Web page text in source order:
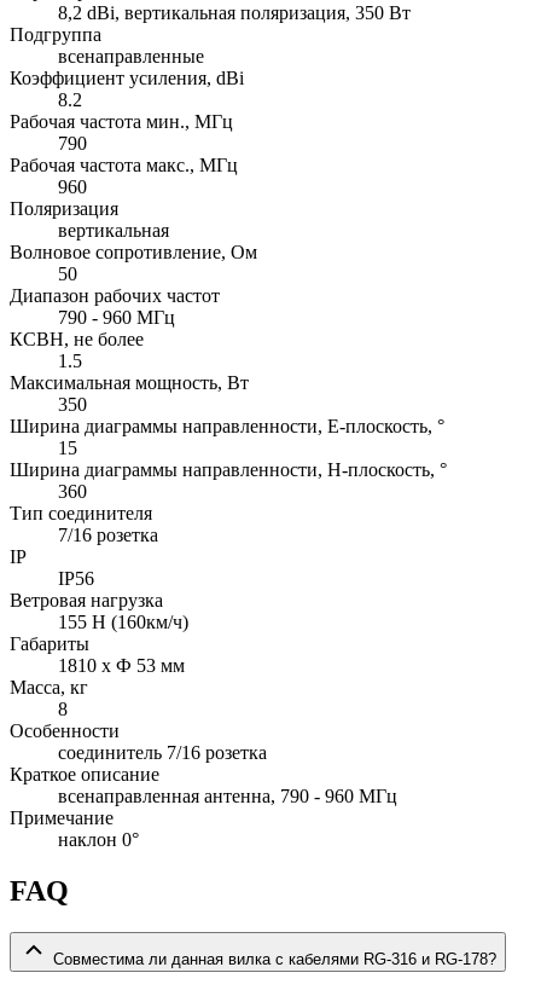
8,2 dBi, вертикальная поляризация, 350 Вт
Подгруппа
всенаправленные
Коэффициент усиления, dBi
8.2
Рабочая частота мин., МГц
790
Рабочая частота макс., МГц
960
Поляризация
вертикальная
Волновое сопротивление, Ом
50
Диапазон рабочих частот
790 - 960 МГц
КСВН, не более
1.5
Максимальная мощность, Вт
350
Ширина диаграммы направленности, E-плоскость, °
15
Ширина диаграммы направленности, H-плоскость, °
360
Тип соединителя
7/16 розетка
IP
IP56
Ветровая нагрузка
155 Н (160км/ч)
Габариты
1810 x Ф 53 мм
Масса, кг
8
Особенности
соединитель 7/16 розетка
Краткое описание
всенаправленная антенна, 790 - 960 МГц
Примечание
наклон 0°
FAQ
Совместима ли данная вилка с кабелями RG-316 и RG-178?